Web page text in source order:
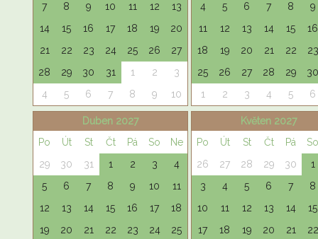
7
8 9 10 11 12
13
14
15 16 17 18 19
20
21
22 23 24 25 26
27
28
29 30 31 1 2
3
4
5 6 7 8 9 10
4
5 6 7 8
9
11
12 13 14 15
16
18
19 20 21 22
23
25
26 27 28 29
30
1
2 3 4 5 6
Duben 2027
Po
Út St Čt Pá So
Ne
29
30 31 1 2 3
4
5
6 7 8 9 10
11
12
13 14 15 16 17
18
19
20 21 22 23 24
25
Květen 2027
Po
Út St Čt Pá
So
26
27 28 29 30
1
3
4 5 6 7
8
10
11 12 13 14
15
17
18 19 20 21
22